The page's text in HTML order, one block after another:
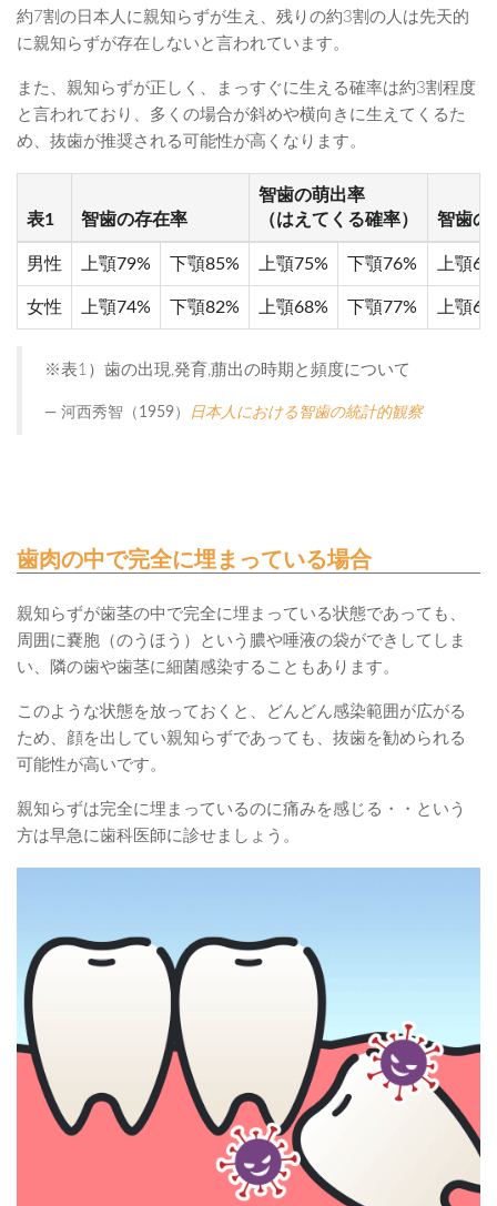
約7割の日本人に親知らずが生え、残りの約3割の人は先天的
に親知らずが存在しないと言われています。
また、親知らずが正しく、まっすぐに生える確率は約3割程度
と言われており、多くの場合が斜めや横向きに生えてくるた
め、抜歯が推奨される可能性が高くなります。
表1 智歯の存在率
智歯の萌出率
（はえてくる確率）
智歯の
男性 上顎79% 下顎85% 上顎75% 下顎76% 上顎6%
女性 上顎74% 下顎82% 上顎68% 下顎77% 上顎6%
※表1）歯の出現,発育,萠出の時期と頻度について
河西秀智（1959） 日本人における智歯の統計的観察
歯肉の中で完全に埋まっている場合
親知らずが歯茎の中で完全に埋まっている状態であっても、
周囲に嚢胞（のうほう）という膿や唾液の袋ができしてしま
い、隣の歯や歯茎に細菌感染することもあります。
このような状態を放っておくと、どんどん感染範囲が広がる
ため、顔を出してい親知らずであっても、抜歯を勧められる
可能性が高いです。
親知らずは完全に埋まっているのに痛みを感じる・・という
方は早急に歯科医師に診せましょう。